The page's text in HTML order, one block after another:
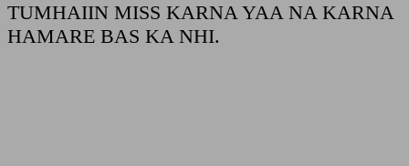
TUMHAIIN MISS KARNA YAA NA KARNA
HAMARE BAS KA NHI.